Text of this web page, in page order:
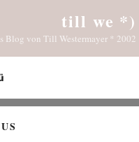
till we *)
Blog von Till Westermayer * 2002